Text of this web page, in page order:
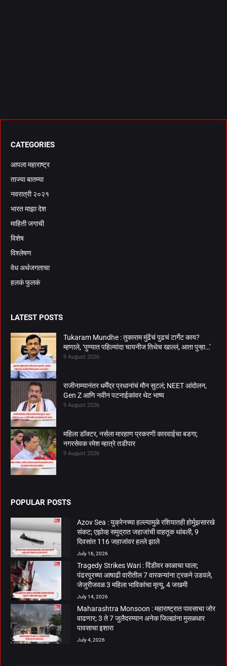
CATEGORIES
आपला महाराष्ट्र
ताज्या बातम्या
नवरात्री २०२१
भारत माझा देश
माहिती जगाची
विशेष
विश्लेषण
वेध अर्थजगताचा
हलकं फुलकं
LATEST POSTS
Tukaram Mundhe : तुकाराम मुंढेंचं पुढचं टार्गेट काय?
म्हणाले, ‘पुण्यात पहिल्यांदा चायनीज तिथेच खाल्लं, आता पुन्हा…’
9 August 2026
राजीनाम्यानंतर धर्मेंद्र प्रधानांचं मौन सुटलं; NEET आंदोलन,
Gen Z आणि नवीन पटनाईकांवर थेट भाष्य
9 August 2026
महिला डॉक्टर, नर्सला मारहाण प्रकरणी कारवाईचा बडगा;
नगरसेवक रमेश म्हात्रे तडीपार
9 August 2026
POPULAR POSTS
Azov Sea : युक्रेनच्या हल्ल्यामुळे रशियातही होर्मुझसारखे
संकट; एझोव्ह समुद्रात जहाजांची वाहतूक थांबली, 9
दिवसांत 116 जहाजांवर हल्ले झाले
July 16, 2026
Tragedy Strikes Wari : दिंडीवर काळाचा घाला;
पंढरपूरच्या आषाढी वारीतील 7 वारकऱ्यांना ट्रकने उडवले,
जेजुरीजवळ 3 महिला भाविकांचा मृत्यू, 4 जखमी
July 14, 2026
Maharashtra Monsoon : महाराष्ट्रात पावसाचा जोर
वाढणार; 3 ते 7 जुलैदरम्यान अनेक जिल्ह्यांना मुसळधार
पावसाचा इशारा
July 4, 2026